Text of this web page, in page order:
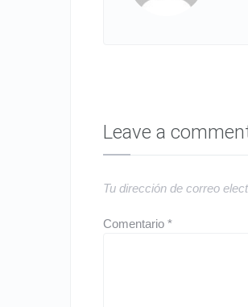
Leave a
Tu dirección de correo
Comentario *